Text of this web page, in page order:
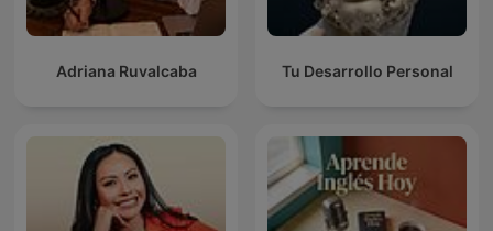
Adriana Ruvalcaba Tu Desarrollo Personal